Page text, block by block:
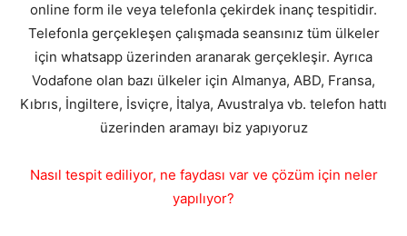
online form ile veya telefonla çekirdek inanç tespitidir.
Telefonla gerçekleşen çalışmada seansınız tüm ülkeler
için whatsapp üzerinden aranarak gerçekleşir. Ayrıca
Vodafone olan bazı ülkeler için Almanya, ABD, Fransa,
Kıbrıs, İngiltere, İsviçre, İtalya, Avustralya vb. telefon hattı
üzerinden aramayı biz yapıyoruz
Nasıl tespit ediliyor, ne faydası var ve çözüm için neler
yapılıyor?